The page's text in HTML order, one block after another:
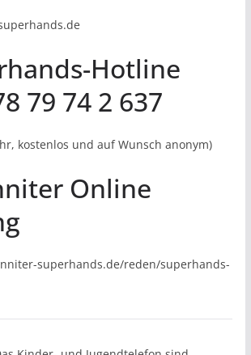
Hotline
79 74 2 637
kostenlos und auf Wunsch anonym)
Online
superhands.de/reden/superhands-